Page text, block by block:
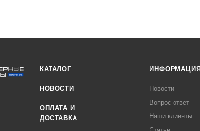
КАТАЛОГ
НОВОСТИ
ОПЛАТА И
ДОСТАВКА
ИНФОРМАЦИЯ
Новости
Вопрос-ответ
Наши клиенты